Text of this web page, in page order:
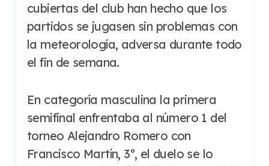
cubiertas del club han hecho que los
partidos se jugasen sin problemas con
la meteorología, adversa durante todo
el fin de semana.
En categoría masculina la primera
semifinal enfrentaba al número 1 del
torneo Alejandro Romero con
Francisco Martín, 3º, el duelo se lo